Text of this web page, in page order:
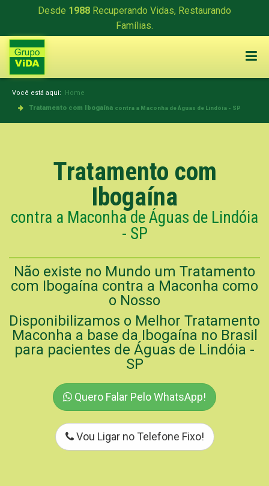
Desde 1988 Recuperando Vidas, Restaurando
Famílias.
Você está aqui: Home
Tratamento com Ibogaína contra a Maconha de Águas de Lindóia - SP
Tratamento com
Ibogaína
contra a Maconha de Águas de Lindóia
- SP
Não existe no Mundo um Tratamento
com Ibogaína contra a Maconha como
o Nosso
Disponibilizamos o Melhor Tratamento
Maconha a base da Ibogaína no Brasil
para pacientes de Águas de Lindóia -
SP
Quero Falar Pelo WhatsApp!
Vou Ligar no Telefone Fixo!